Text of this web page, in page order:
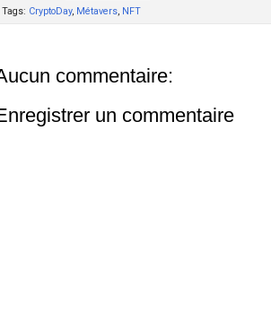
Tags: CryptoDay, Métavers, NFT
commentaire:
un commentaire